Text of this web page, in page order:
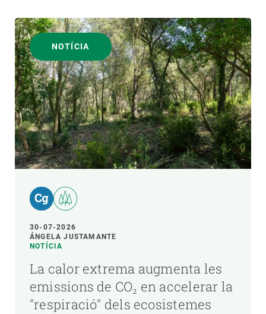
NOTÍCIA
30-07-2026
ÁNGELA JUSTAMANTE
NOTÍCIA
La calor extrema augmenta les
emissions de CO₂ en accelerar la
"respiració" dels ecosistemes